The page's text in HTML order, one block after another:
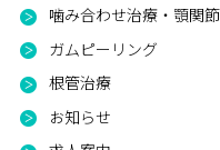
噛み合わせ治療・顎関
ガムピーリング
根管治療
お知らせ